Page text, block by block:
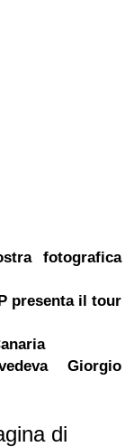
fotografica
presenta il tour
Giorgio
di